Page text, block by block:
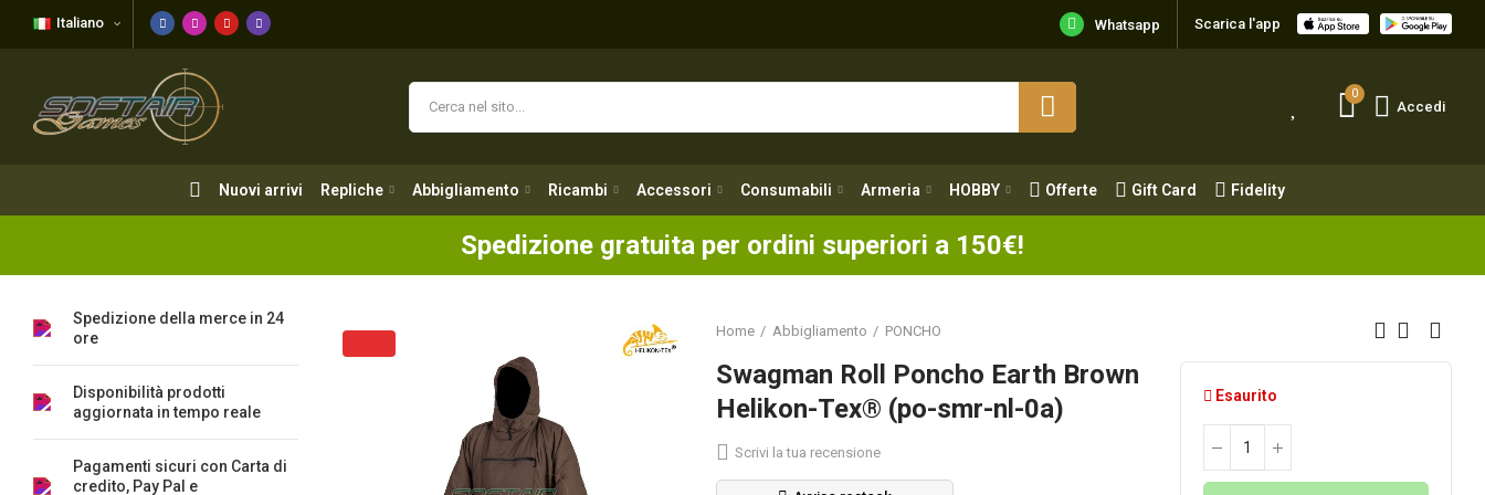
Italiano Whatsapp Scarica l'app
0
Accedi
Nuovi arrivi Repliche Abbigliamento Ricambi Accessori Consumabili Armeria HOBBY Offerte Gift Card Fidelity
Spedizione gratuita per ordini superiori a 150€!
Nuovi arrivi Offerte Gift Card Fidelity
Home Abbigliamento PONCHO
Swagman Roll Poncho Earth Brown
Helikon-Tex® (po-smr-nl-0a)
Scrivi la tua recensione
Esaurito
Spedizione della merce in 24
ore
Disponibilità prodotti
aggiornata in tempo reale
Pagamenti sicuri con Carta di
credito, Pay Pal e